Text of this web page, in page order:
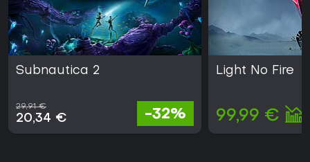
Subnautica 2
29,91 €
20,34 € -32%
Light No Fire
99,99 €